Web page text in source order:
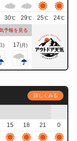
30℃ 29℃ 25℃ 24℃
予報を見る
) 17(月)
詳しくみる
15 18 21
0